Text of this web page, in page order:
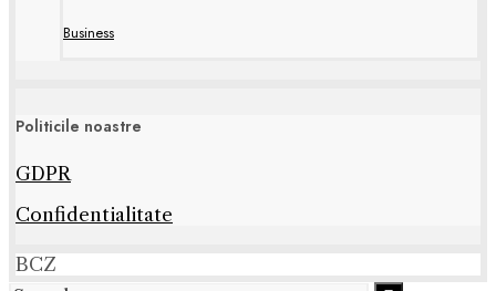
Business
Politicile noastre
GDPR
Confidentialitate
BCZ